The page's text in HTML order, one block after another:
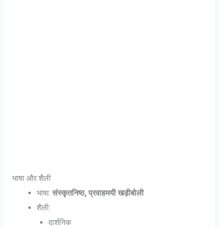
भाषा और शैली
भाषा: संस्कृतनिष्ठ, प्रवाहमयी खड़ीबोली
शैली:
दार्शनिक